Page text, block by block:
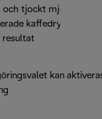
tjockt mjölkskum
kaffedrycker.
resultat
kan